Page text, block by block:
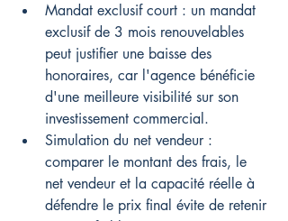
Mandat exclusif court : un mandat
exclusif de 3 mois renouvelables
peut justifier une baisse des
honoraires, car l'agence bénéficie
d'une meilleure visibilité sur son
investissement commercial.
Simulation du net vendeur :
comparer le montant des frais, le
net vendeur et la capacité réelle à
défendre le prix final évite de retenir